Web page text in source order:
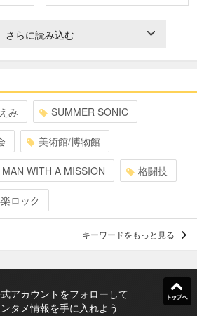
さらに読み込む
み SUMMER SONIC
美術館/博物館
MAN WITH A MISSION 格闘技
ロック
キーワードをもっと見る
アカウントをフォローして
タメ情報を手に入れよう